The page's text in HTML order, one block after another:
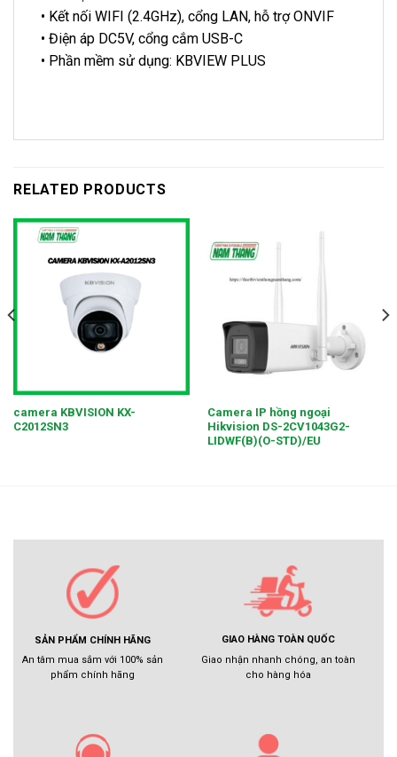
• Kết nối WIFI (2.4GHz), cổng LAN, hỗ trợ ONVIF
• Điện áp DC5V, cổng cắm USB-C
• Phần mềm sử dụng: KBVIEW PLUS
RELATED PRODUCTS
camera KBVISION KX-
C2012SN3
Camera IP hồng ngoại
Hikvision DS-2CV1043G2-
LIDWF(B)(O-STD)/EU
SẢN PHẨM CHÍNH HÃNG
An tâm mua sắm với 100% sản
phẩm chính hãng
GIAO HÀNG TOÀN QUỐC
Giao nhận nhanh chóng, an toàn
cho hàng hóa